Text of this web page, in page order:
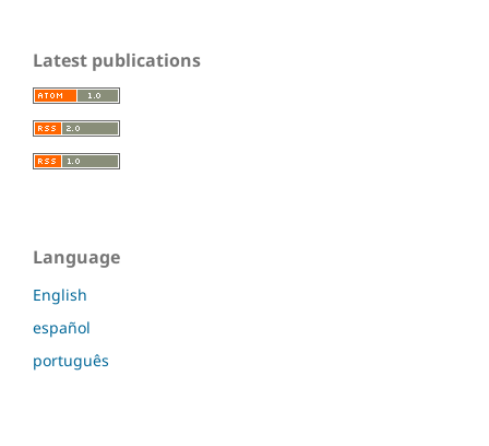
Latest publications
Language
English
español
português